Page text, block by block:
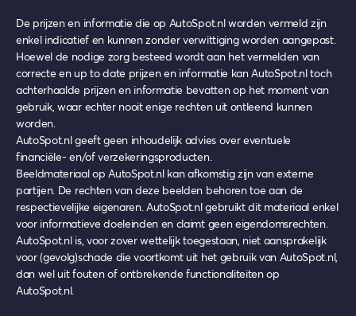
De prijzen en informatie die op AutoSpot.nl worden vermeld zijn
enkel indicatief en kunnen zonder verwittiging worden aangepast.
Hoewel de nodige zorg besteed wordt aan het vermelden van
correcte en up to date prijzen en informatie kan AutoSpot.nl toch
achterhaalde prijzen en informatie bevatten op het moment van
gebruik, waar echter nooit enige rechten uit ontleend kunnen
worden.
AutoSpot.nl geeft geen inhoudelijk advies over eventuele
financiële- en/of verzekeringsproducten.
Beeldmateriaal op AutoSpot.nl kan afkomstig zijn van externe
partijen. De rechten van deze beelden behoren toe aan de
respectievelijke eigenaren. AutoSpot.nl gebruikt dit materiaal enkel
voor informatieve doeleinden en claimt geen eigendomsrechten.
AutoSpot.nl is, voor zover wettelijk toegestaan, niet aansprakelijk
voor (gevolg)schade die voortkomt uit het gebruik van AutoSpot.nl,
dan wel uit fouten of ontbrekende functionaliteiten op
AutoSpot.nl.